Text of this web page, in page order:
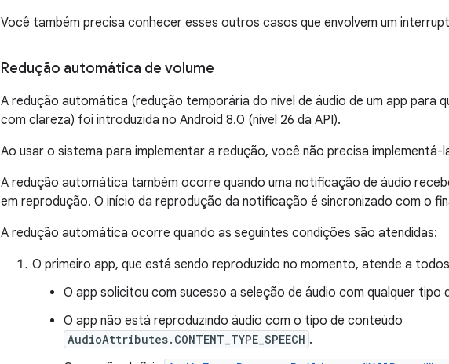
Você também precisa conhecer esses outros casos que envolvem um
Redução automática de volume
A redução automática (redução temporária do nível de áudio de um app para
com clareza) foi introduzida no Android 8.0 (nível 26 da API).
Ao usar o sistema para implementar a redução, você não precisa implementá-
A redução automática também ocorre quando uma notificação de áudio
em reprodução. O início da reprodução da notificação é sincronizado com o
A redução automática ocorre quando as seguintes condições são atendidas:
O primeiro app, que está sendo reproduzido no momento, atende a
O app solicitou com sucesso a seleção de áudio com qualquer tipo
O app não está reproduzindo áudio com o tipo de conteúdo
AudioAttributes.CONTENT_TYPE_SPEECH .